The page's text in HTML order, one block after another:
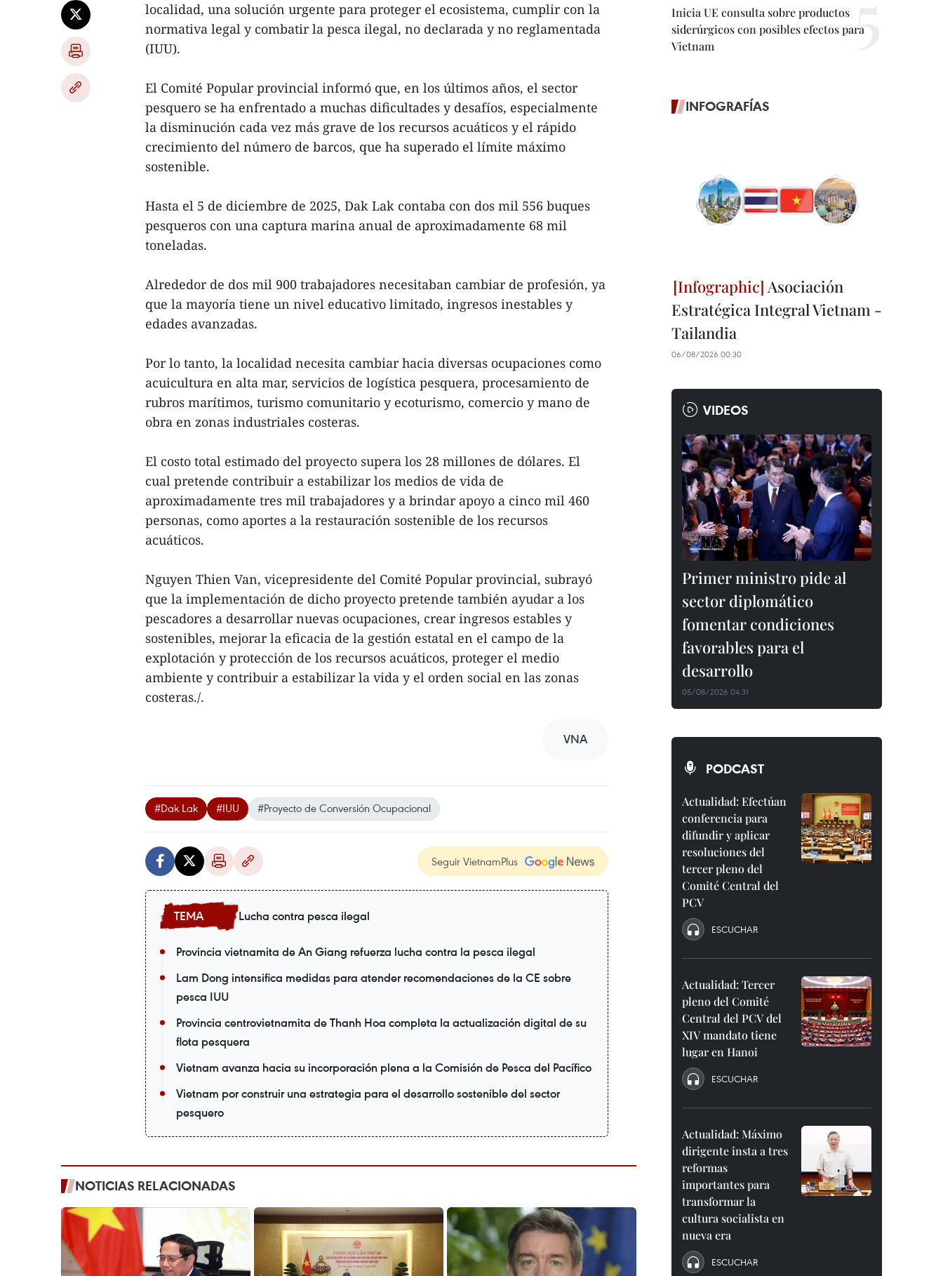
localidad, una solución urgente para proteger el ecosistema, cumplir con la
normativa legal y combatir la pesca ilegal, no declarada y no reglamentada
(IUU).
El Comité Popular provincial informó que, en los últimos años, el sector
pesquero se ha enfrentado a muchas dificultades y desafíos, especialmente
la disminución cada vez más grave de los recursos acuáticos y el rápido
crecimiento del número de barcos, que ha superado el límite máximo
sostenible.
Hasta el 5 de diciembre de 2025, Dak Lak contaba con dos mil 556 buques
pesqueros con una captura marina anual de aproximadamente 68 mil
toneladas.
Alrededor de dos mil 900 trabajadores necesitaban cambiar de profesión, ya
que la mayoría tiene un nivel educativo limitado, ingresos inestables y
edades avanzadas.
Por lo tanto, la localidad necesita cambiar hacia diversas ocupaciones como
acuicultura en alta mar, servicios de logística pesquera, procesamiento de
rubros marítimos, turismo comunitario y ecoturismo, comercio y mano de
obra en zonas industriales costeras.
El costo total estimado del proyecto supera los 28 millones de dólares. El
cual pretende contribuir a estabilizar los medios de vida de
aproximadamente tres mil trabajadores y a brindar apoyo a cinco mil 460
personas, como aportes a la restauración sostenible de los recursos
acuáticos.
Nguyen Thien Van, vicepresidente del Comité Popular provincial, subrayó
que la implementación de dicho proyecto pretende también ayudar a los
pescadores a desarrollar nuevas ocupaciones, crear ingresos estables y
sostenibles, mejorar la eficacia de la gestión estatal en el campo de la
explotación y protección de los recursos acuáticos, proteger el medio
ambiente y contribuir a estabilizar la vida y el orden social en las zonas
costeras./.
VNA
#Dak Lak #IUU #Proyecto de Conversión Ocupacional
Seguir VietnamPlus
Lucha contra pesca ilegal
Provincia vietnamita de An Giang refuerza lucha contra la pesca ilegal
Lam Dong intensifica medidas para atender recomendaciones de la CE sobre
pesca IUU
Provincia centrovietnamita de Thanh Hoa completa la actualización digital de su
flota pesquera
Vietnam avanza hacia su incorporación plena a la Comisión de Pesca del Pacífico
Vietnam por construir una estrategia para el desarrollo sostenible del sector
pesquero
NOTICIAS RELACIONADAS
Inicia UE consulta sobre productos
siderúrgicos con posibles efectos para
Vietnam
INFOGRAFÍAS
Asociación
Estratégica Integral Vietnam -
Tailandia
06/08/2026 00:30
VIDEOS
Primer ministro pide al
sector diplomático
fomentar condiciones
favorables para el
desarrollo
05/08/2026 04:31
PODCAST
Actualidad: Efectúan
conferencia para
difundir y aplicar
resoluciones del
tercer pleno del
Comité Central del
PCV
ESCUCHAR
Actualidad: Tercer
pleno del Comité
Central del PCV del
XIV mandato tiene
lugar en Hanoi
ESCUCHAR
Actualidad: Máximo
dirigente insta a tres
reformas
importantes para
transformar la
cultura socialista en
nueva era
ESCUCHAR